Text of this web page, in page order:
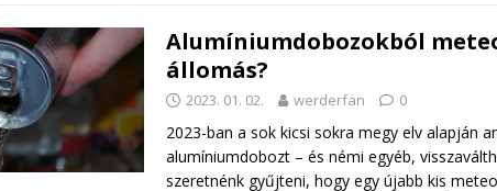
Alumíniumdobozokból
állomás?
2023. 01. 02. werderfan 0
2023-ban a sok kicsi sokra megy elv alapján
alumíniumdobozt – és némi egyéb,
szeretnénk gyűjteni, hogy egy újabb kis